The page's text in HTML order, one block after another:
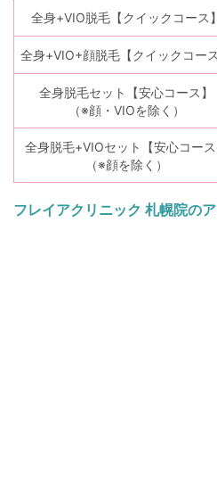
全身+VIO脱毛【クイックコース】
全身+VIO+顔脱毛【クイックコース
全身脱毛セット【安心コース】
（※顔・VIOを除く）
全身脱毛+VIOセット【安心コース
（※顔を除く）
フレイアクリニック 札幌院の